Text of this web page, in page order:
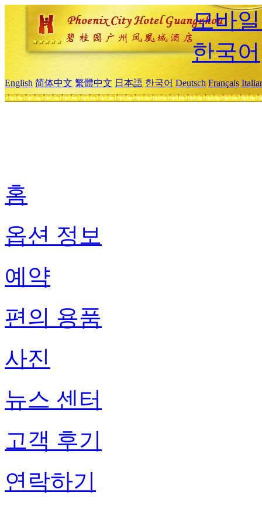
모바
한국어
English 简体中文 繁體中文 日本語 한국어 Deutsch Français
홈
옵션 정보
예약
편의 용품
사진
뉴스 센터
고객 후기
연락하기